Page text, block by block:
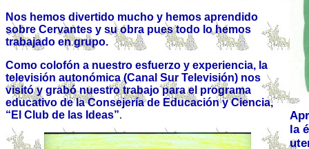
la
Nos hemos divertido mucho y hemos aprendido
sobre Cervantes y su obra pues todo lo hemos
trabajado en grupo.
Como colofón a nuestro esfuerzo y experiencia, la
televisión autonómica (Canal Sur Televisión) nos
visitó y grabó nuestro trabajo para el programa
educativo de la Consejería de Educación y Ciencia,
“El Club de las Ideas”.